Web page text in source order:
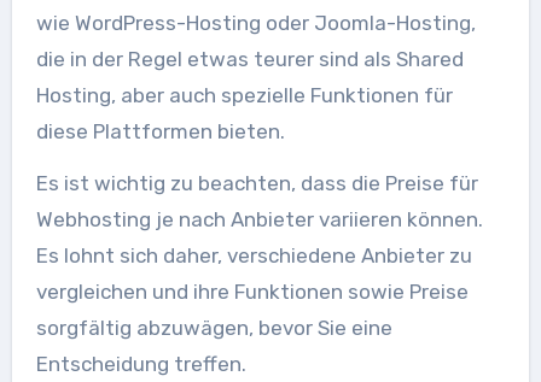
wie WordPress-Hosting oder Joomla-Hosting,
die in der Regel etwas teurer sind als Shared
Hosting, aber auch spezielle Funktionen für
diese Plattformen bieten.
Es ist wichtig zu beachten, dass die Preise für
Webhosting je nach Anbieter variieren können.
Es lohnt sich daher, verschiedene Anbieter zu
vergleichen und ihre Funktionen sowie Preise
sorgfältig abzuwägen, bevor Sie eine
Entscheidung treffen.